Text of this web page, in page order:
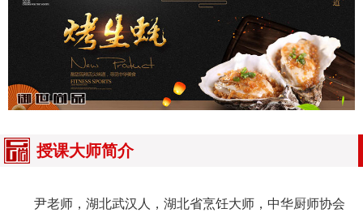
授课大师简介
尹老师，湖北武汉人，湖北省烹饪大师，中华厨师协会